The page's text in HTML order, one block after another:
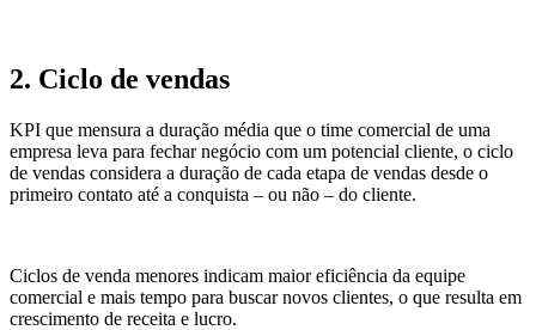
2. Ciclo de vendas
KPI que mensura a duração média que o time comercial de uma
empresa leva para fechar negócio com um potencial cliente, o ciclo
de vendas considera a duração de cada etapa de vendas desde o
primeiro contato até a conquista – ou não – do cliente.
Ciclos de venda menores indicam maior eficiência da equipe
comercial e mais tempo para buscar novos clientes, o que resulta em
crescimento de receita e lucro.